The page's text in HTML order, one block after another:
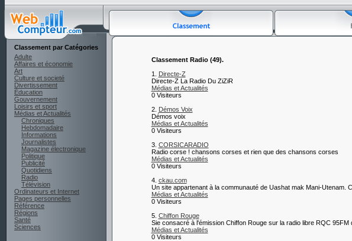
Classement par Catégories
Adulte
Affaires et économie
Art
Culture et societé
Divertissement
Éducation
Gouvernement
Loisirs et sport
Médias et Actualités
Chroniques
Hebdomadaire
Informations
Journalistes
Magazine électronique
Politique
Publicité
Quotidiens
Radio
Télévision
Ordinateurs et Internet
Pages personnelles
Référence
Régions
Santé
Sciences
Classement Radio (49).
1.
Directe-Z
Directe-Z La Radio Du ZiZiR
Médias et Actualités
0 Visiteurs
2. Démos Voix
Démos voix
Médias et Actualités
0 Visiteurs
3. CORSICARADIO
Radio corse ! chansons corses et rien que des chansons corses
Médias et Actualités
0 Visiteurs
4. ckau.com
Un site appartenant à la communauté de Uashat mak Mani-Utenam.
Médias et Actualités
0 Visiteurs
5. Chiffon Rouge
Sie consacré à l'émission Chiffon Rouge sur la radio libre RQC 95FM
Médias et Actualités
0 Visiteurs